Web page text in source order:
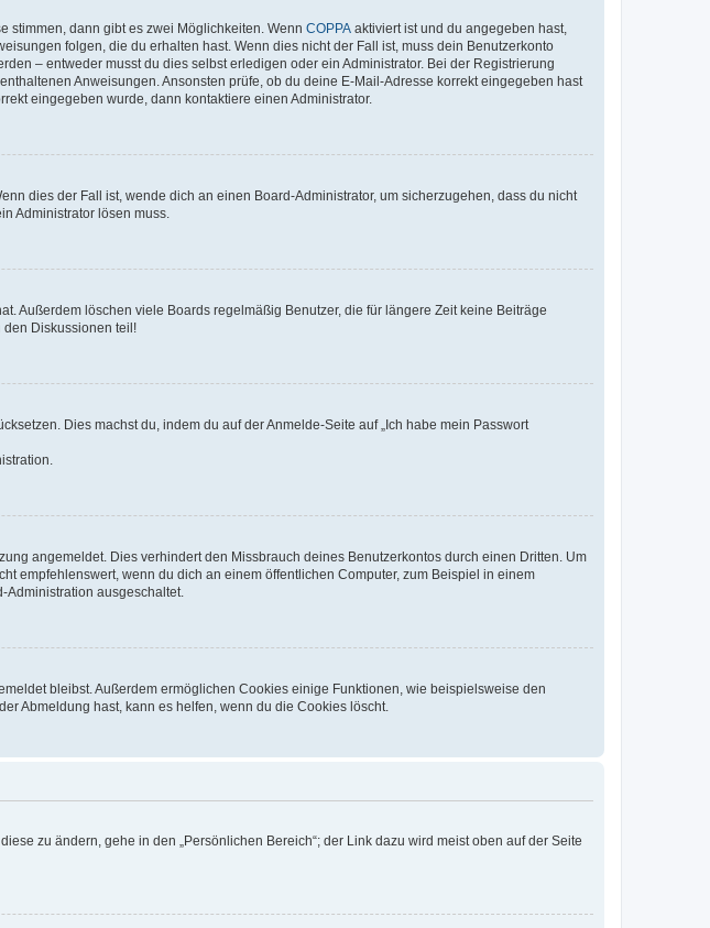
stimmen, dann gibt es zwei Möglichkeiten. Wenn COPPA aktiviert ist und du angegeben hast,
folgen, die du erhalten hast. Wenn dies nicht der Fall ist, muss dein Benutzerkonto
– entweder musst du dies selbst erledigen oder ein Administrator. Bei der Registrierung
Anweisungen. Ansonsten prüfe, ob du deine E-Mail-Adresse korrekt eingegeben hast
eingegeben wurde, dann kontaktiere einen Administrator.
dies der Fall ist, wende dich an einen Board-Administrator, um sicherzugehen, dass du nicht
Administrator lösen muss.
Außerdem löschen viele Boards regelmäßig Benutzer, die für längere Zeit keine Beiträge
Diskussionen teil!
Dies machst du, indem du auf der Anmelde-Seite auf „Ich habe mein Passwort
angemeldet. Dies verhindert den Missbrauch deines Benutzerkontos durch einen Dritten. Um
empfehlenswert, wenn du dich an einem öffentlichen Computer, zum Beispiel in einem
Administration ausgeschaltet.
bleibst. Außerdem ermöglichen Cookies einige Funktionen, wie beispielsweise den
Abmeldung hast, kann es helfen, wenn du die Cookies löscht.
zu ändern, gehe in den „Persönlichen Bereich“; der Link dazu wird meist oben auf der Seite